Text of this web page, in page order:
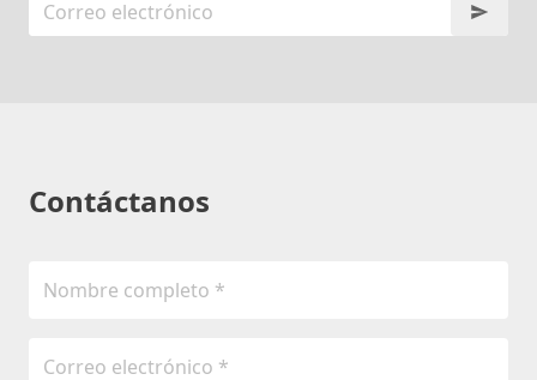
Contáctanos